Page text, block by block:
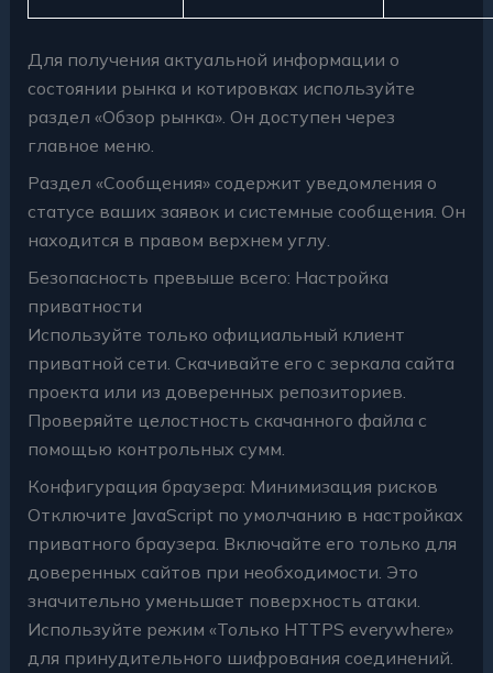
Для получения актуальной информации о
состоянии рынка и котировках используйте
раздел «Обзор рынка». Он доступен через
главное меню.
Раздел «Сообщения» содержит уведомления о
статусе ваших заявок и системные сообщения. Он
находится в правом верхнем углу.
Безопасность превыше всего: Настройка
приватности
Используйте только официальный клиент
приватной сети. Скачивайте его с зеркала сайта
проекта или из доверенных репозиториев.
Проверяйте целостность скачанного файла с
помощью контрольных сумм.
Конфигурация браузера: Минимизация рисков
Отключите JavaScript по умолчанию в настройках
приватного браузера. Включайте его только для
доверенных сайтов при необходимости. Это
значительно уменьшает поверхность атаки.
Используйте режим «Только HTTPS everywhere»
для принудительного шифрования соединений.